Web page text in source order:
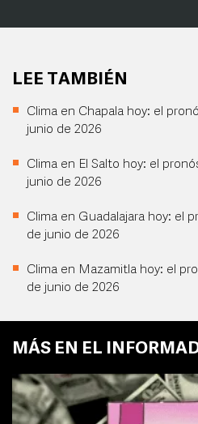
LEE TAMBIÉN
Clima en Chapala hoy: el
junio de 2026
Clima en El Salto hoy: el
junio de 2026
Clima en Guadalajara hoy: el
de junio de 2026
Clima en Mazamitla hoy: el
de junio de 2026
MÁS EN EL